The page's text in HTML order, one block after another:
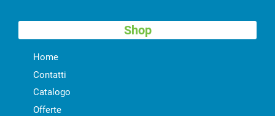
Shop
Home
Contatti
Catalogo
Offerte